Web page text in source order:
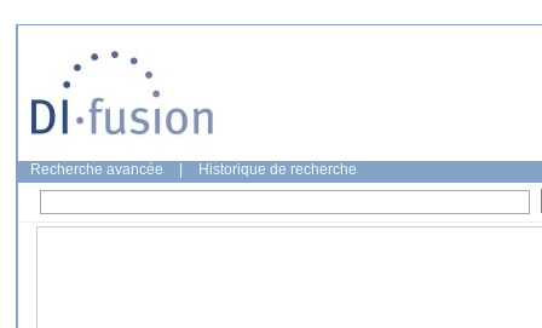
Recherche avancée Historique de recherche